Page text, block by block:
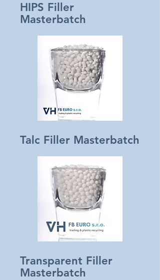
HIPS Filler
Masterbatch
Talc Filler Masterbatch
Transparent Filler
Masterbatch